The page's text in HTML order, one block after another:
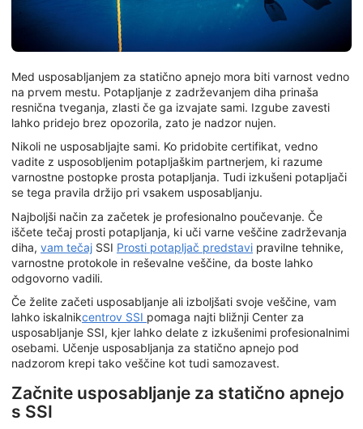
Med usposabljanjem za statično apnejo mora biti varnost vedno
na prvem mestu. Potapljanje z zadrževanjem diha prinaša
resnična tveganja, zlasti če ga izvajate sami. Izgube zavesti
lahko pridejo brez opozorila, zato je nadzor nujen.
Nikoli ne usposabljajte sami. Ko pridobite certifikat, vedno
vadite z usposobljenim potapljaškim partnerjem, ki razume
varnostne postopke prosta potapljanja. Tudi izkušeni potapljači
se tega pravila držijo pri vsakem usposabljanju.
Najboljši način za začetek je profesionalno poučevanje. Če
iščete tečaj prosti potapljanja, ki uči varne veščine zadrževanja
diha, vam tečaj SSI Prosti potapljač predstavi pravilne tehnike,
varnostne protokole in reševalne veščine, da boste lahko
odgovorno vadili.
Če želite začeti usposabljanje ali izboljšati svoje veščine, vam
lahko iskalnikcentrov SSI pomaga najti bližnji Center za
usposabljanje SSI, kjer lahko delate z izkušenimi profesionalnimi
osebami. Učenje usposabljanja za statično apnejo pod
nadzorom krepi tako veščine kot tudi samozavest.
Začnite usposabljanje za statično apnejo
s SSI